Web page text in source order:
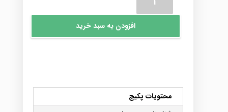
کنکوری
نظام
رشته
افزودن به سبد خرید
محتویات پکیج